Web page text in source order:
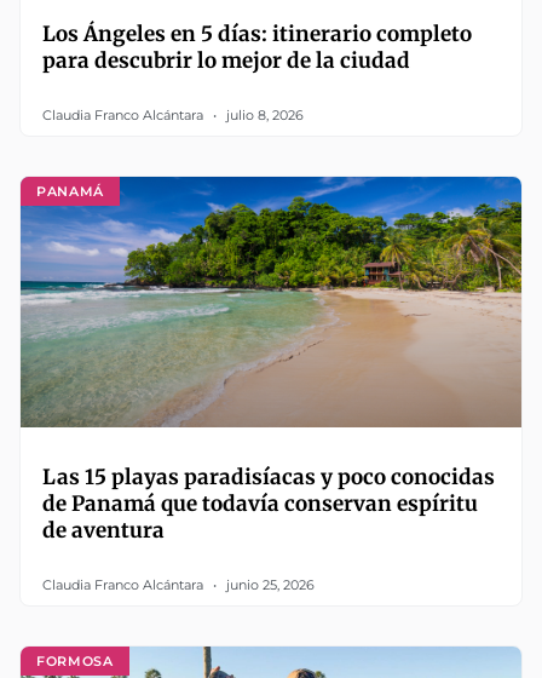
Los Ángeles en 5 días: itinerario completo
para descubrir lo mejor de la ciudad
Claudia Franco Alcántara julio 8, 2026
PANAMÁ
Las 15 playas paradisíacas y poco conocidas
de Panamá que todavía conservan espíritu
de aventura
Claudia Franco Alcántara junio 25, 2026
FORMOSA